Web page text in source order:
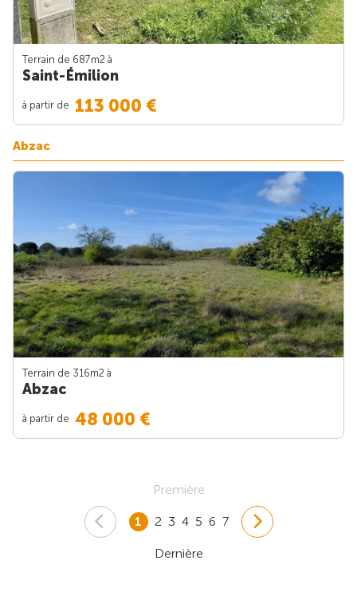
Terrain de 687m2 à
Saint-Émilion
à partir de 113 000 €
Abzac
Terrain de 316m2 à
Abzac
à partir de 48 000 €
Première
1 2 3 4 5 6 7
Dernière